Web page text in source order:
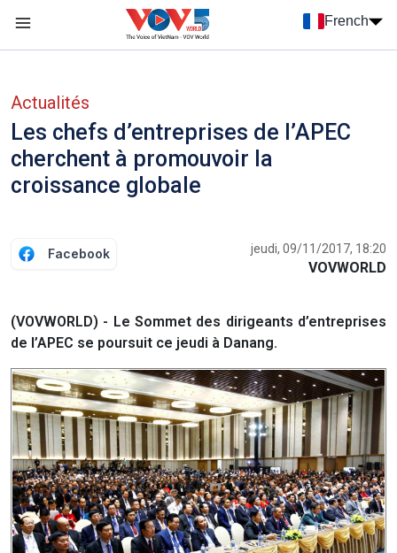
French
Actualités
Les chefs d’entreprises de l’APEC
cherchent à promouvoir la
croissance globale
Facebook jeudi, 09/11/2017, 18:20
VOVWORLD
(VOVWORLD) - Le Sommet des dirigeants d’entreprises
de l’APEC se poursuit ce jeudi à Danang.